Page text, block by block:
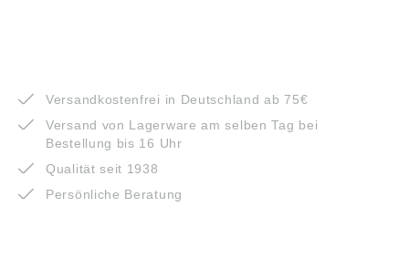
Versandkostenfrei in Deutschland ab 75€
Versand von Lagerware am selben Tag bei
Bestellung bis 16 Uhr
Qualität seit 1938
Persönliche Beratung